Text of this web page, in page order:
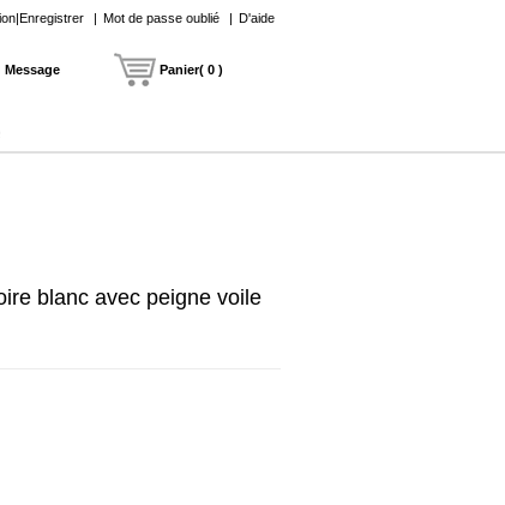
| Mot de passe oublié | D'aide
Message Panier( 0 )
blanc avec peigne voile